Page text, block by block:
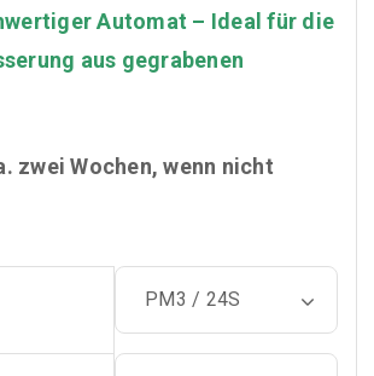
bis
€462,00
Automat – Ideal für die
aus gegrabenen
zwei Wochen, wenn nicht